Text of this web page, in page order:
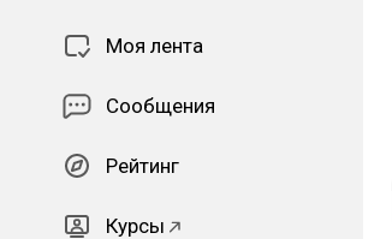
Моя лента
Сообщения
Рейтинг
Курсы